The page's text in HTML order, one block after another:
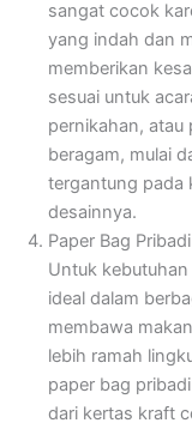
sangat cocok
yang indah dan
memberikan
sesuai untuk
pernikahan, atau
beragam, mulai
tergantung pada
desainnya.
Paper Bag Pribadi
Untuk
ideal dalam
membawa
lebih ramah
paper bag
dari kertas kraft